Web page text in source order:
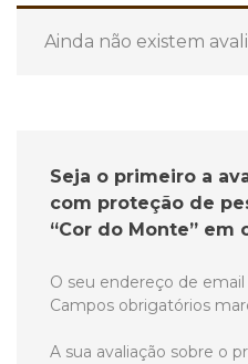
Ainda não existem
Seja o primeiro a
com proteção de
“Cor do Monte” em
O seu endereço de email
Campos obrigatórios
A sua avaliação sobre o